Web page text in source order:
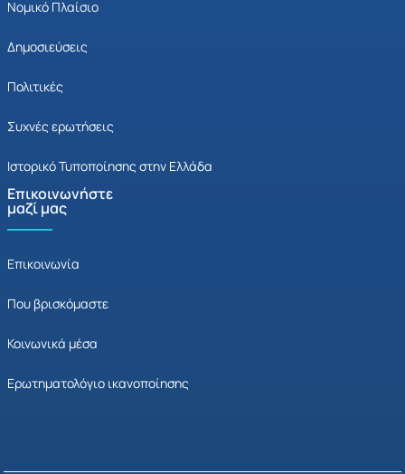
Νομικό Πλαίσιο
Δημοσιεύσεις
Πολιτικές
Συχνές ερωτήσεις
Ιστορικό Τυποποίησης στην Ελλάδα
Επικοινωνήστε
μαζί μας
Επικοινωνία
Που βρισκόμαστε
Κοινωνικά μέσα
Ερωτηματολόγιο ικανοποίησης